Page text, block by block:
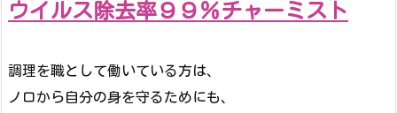
ウイルス除去率９９％チャーミスト
調理を職として働いている方は、
ノロから自分の身を守るためにも、